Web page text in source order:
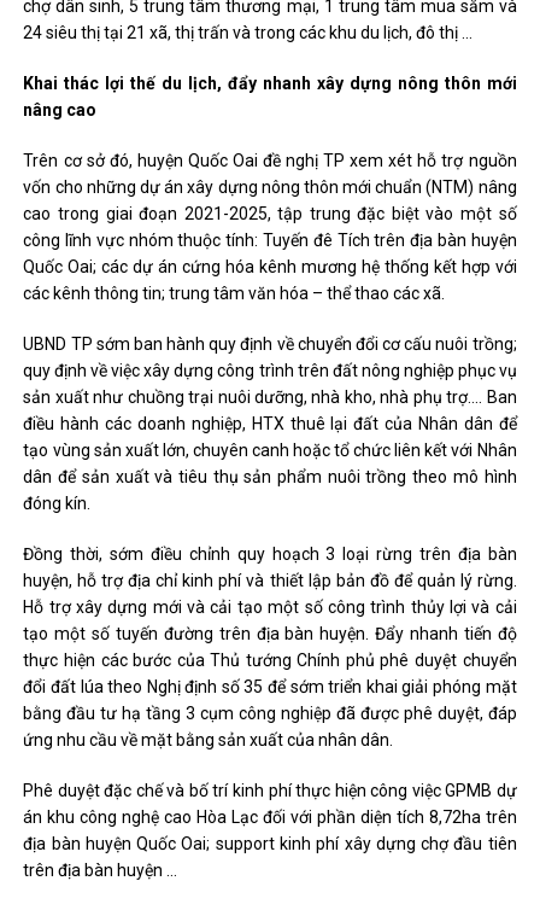
chợ dân sinh, 5 trung tâm thương mại, 1 trung tâm mua sắm và
24 siêu thị tại 21 xã, thị trấn và trong các khu du lịch, đô thị …
Khai thác lợi thế du lịch, đẩy nhanh xây dựng nông thôn mới
nâng cao
Trên cơ sở đó, huyện Quốc Oai đề nghị TP xem xét hỗ trợ nguồn
vốn cho những dự án xây dựng nông thôn mới chuẩn (NTM) nâng
cao trong giai đoạn 2021-2025, tập trung đặc biệt vào một số
công lĩnh vực nhóm thuộc tính: Tuyến đê Tích trên địa bàn huyện
Quốc Oai; các dự án cứng hóa kênh mương hệ thống kết hợp với
các kênh thông tin; trung tâm văn hóa – thể thao các xã.
UBND TP sớm ban hành quy định về chuyển đổi cơ cấu nuôi trồng;
quy định về việc xây dựng công trình trên đất nông nghiệp phục vụ
sản xuất như chuồng trại nuôi dưỡng, nhà kho, nhà phụ trợ…. Ban
điều hành các doanh nghiệp, HTX thuê lại đất của Nhân dân để
tạo vùng sản xuất lớn, chuyên canh hoặc tổ chức liên kết với Nhân
dân để sản xuất và tiêu thụ sản phẩm nuôi trồng theo mô hình
đóng kín.
Đồng thời, sớm điều chỉnh quy hoạch 3 loại rừng trên địa bàn
huyện, hỗ trợ địa chỉ kinh phí và thiết lập bản đồ để quản lý rừng.
Hỗ trợ xây dựng mới và cải tạo một số công trình thủy lợi và cải
tạo một số tuyến đường trên địa bàn huyện. Đẩy nhanh tiến độ
thực hiện các bước của Thủ tướng Chính phủ phê duyệt chuyển
đổi đất lúa theo Nghị định số 35 để sớm triển khai giải phóng mặt
bằng đầu tư hạ tầng 3 cụm công nghiệp đã được phê duyệt, đáp
ứng nhu cầu về mặt bằng sản xuất của nhân dân.
Phê duyệt đặc chế và bố trí kinh phí thực hiện công việc GPMB dự
án khu công nghệ cao Hòa Lạc đối với phần diện tích 8,72ha trên
địa bàn huyện Quốc Oai; support kinh phí xây dựng chợ đầu tiên
trên địa bàn huyện …